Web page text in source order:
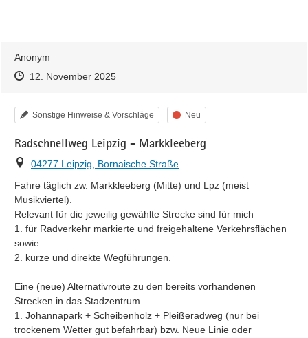
Anonym
Zeitpunkt des Erstellens
Zeitpunkt des Erstellens
12. November 2025Zur Äußerung
Kategorie
Sonstige Hinweise & Vorschläge Status
Neu
Radschnellweg Leipzig - Markkleeberg
Ort
04277 Leipzig, Bornaische Straße
Fahre täglich zw. Markkleeberg (Mitte) und Lpz (meist
Musikviertel).
Relevant für die jeweilig gewählte Strecke sind für mich
1. für Radverkehr markierte und freigehaltene Verkehrsflächen
sowie
2. kurze und direkte Wegführungen.
Eine (neue) Alternativroute zu den bereits vorhandenen
Strecken in das Stadzentrum
1. Johannapark + Scheibenholz + Pleißeradweg (nur bei
trockenem Wetter gut befahrbar) bzw. Neue Linie oder